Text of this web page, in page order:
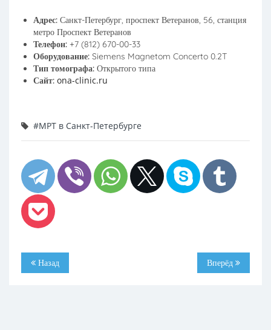
Адрес: Санкт-Петербург, проспект Ветеранов, 56, станция
метро Проспект Ветеранов
Телефон: +7 (812) 670-00-33
Оборудование: Siemens Magnetom Concerto 0.2T
Тип томографа: Открытого типа
Сайт: ona-clinic.ru
#МРТ в Санкт-Петербурге
Назад Вперёд